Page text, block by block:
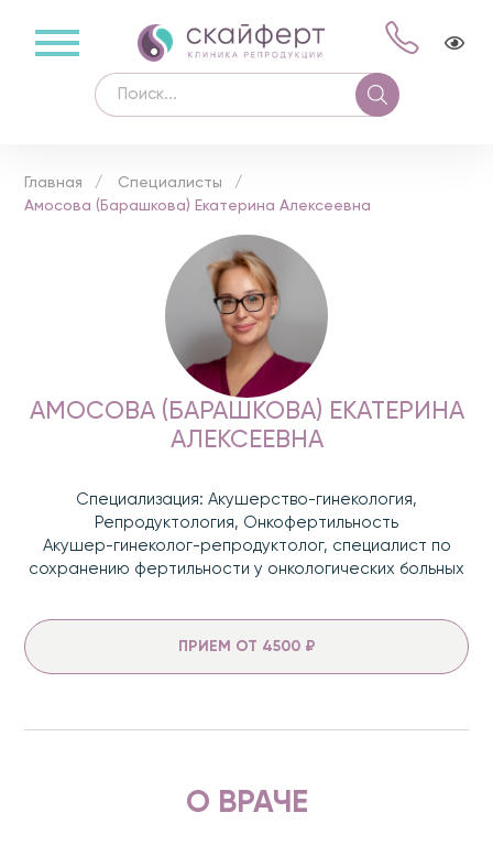
Главная
Специалисты
Амосова (Барашкова) Екатерина Алексеевна
АМОСОВА (БАРАШКОВА) ЕКАТЕРИНА
АЛЕКСЕЕВНА
Специализация: Акушерство-гинекология,
Репродуктология, Онкофертильность
Акушер-гинеколог-репродуктолог, специалист по
сохранению фертильности у онкологических больных
ПРИЕМ ОТ 4500 ₽
О ВРАЧЕ